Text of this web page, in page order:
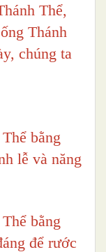
Thể,
Thánh
chúng ta
bằng
lễ và năng
bằng
để rước